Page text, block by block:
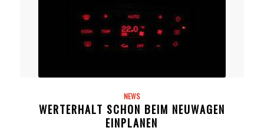
NEWS
WERTERHALT SCHON BEIM NEUWAGEN
EINPLANEN